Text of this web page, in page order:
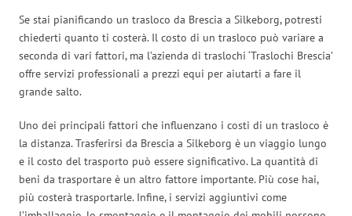
Se stai pianificando un trasloco da Brescia a Silkeborg, potresti
chiederti quanto ti costerà. Il costo di un trasloco può variare a
seconda di vari fattori, ma l’azienda di traslochi ‘Traslochi Brescia’
offre servizi professionali a prezzi equi per aiutarti a fare il
grande salto.
Uno dei principali fattori che influenzano i costi di un trasloco è
la distanza. Trasferirsi da Brescia a Silkeborg è un viaggio lungo
e il costo del trasporto può essere significativo. La quantità di
beni da trasportare è un altro fattore importante. Più cose hai,
più costerà trasportarle. Infine, i servizi aggiuntivi come